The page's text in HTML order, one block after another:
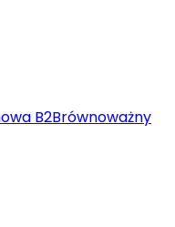
B2Brównoważny